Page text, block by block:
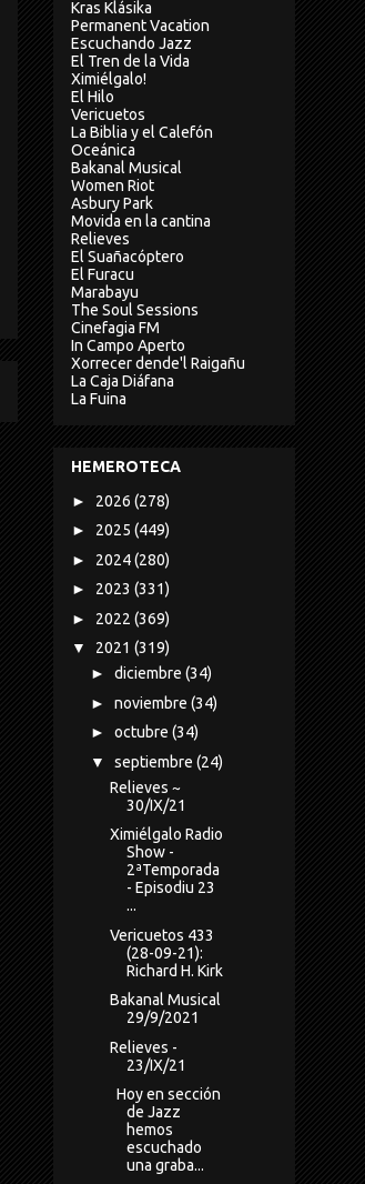
Kras Klásika
Permanent Vacation
Escuchando Jazz
El Tren de la Vida
Ximiélgalo!
El Hilo
Vericuetos
La Biblia y el Calefón
Oceánica
Bakanal Musical
Women Riot
Asbury Park
Movida en la cantina
Relieves
El Suañacóptero
El Furacu
Marabayu
The Soul Sessions
Cinefagia FM
In Campo Aperto
Xorrecer dende'l Raigañu
La Caja Diáfana
La Fuina
HEMEROTECA
► 2026 (278)
► 2025 (449)
► 2024(280)
► 2023 (331)
► 2022 (369)
▼ 2021 (319)
► diciembre (34)
► noviembre (34)
► octubre (34)
▼ septiembre (24)
Relieves ~
30/IX/21
Ximiélgalo Radio
Show -
2ªTemporada
- Episodiu 23
...
Vericuetos 433
(28-09-21):
Richard H. Kirk
Bakanal Musical
29/9/2021
Relieves -
23/IX/21
Hoy en sección
de Jazz
hemos
escuchado
una graba...